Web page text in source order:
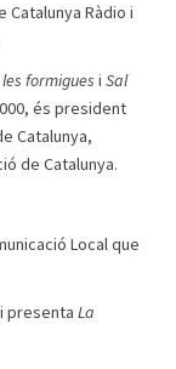
Ràdio i
formigues i Sal
és president
Catalunya,
de Catalunya.
Local que
presenta La